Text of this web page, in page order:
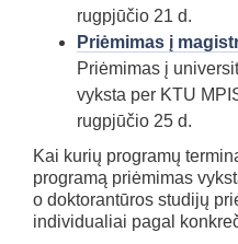
rugpjūčio 21 d.
Priėmimas į
Priėmimas į
vyksta per KTU
rugpjūčio 25 d.
Kai kurių programų
programą priėmimas
o doktorantūros studijų
individualiai pagal